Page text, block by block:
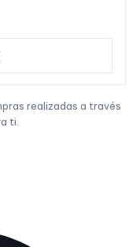
realizadas a través
ti.